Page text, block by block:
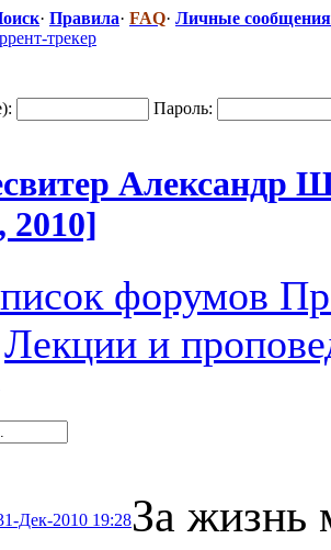
· Правила· FAQ· Личные сообщения
Пароль:
​ер Александр
2010]
форумов
Лекции и
Дек-2010 19:28За жизнь